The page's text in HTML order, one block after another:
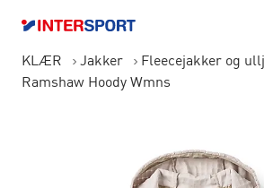
KLÆR Jakker
Fleecejakker og
Ramshaw Hoody Wmns